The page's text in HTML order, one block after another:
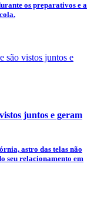
os preparativos e a
juntos e geram
astro das telas não
seu relacionamento em